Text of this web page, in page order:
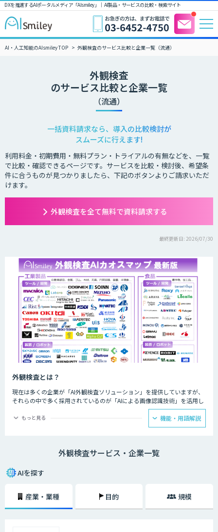
DXを推進するAIポータルメディア「AIsmiley」｜ AI製品・サービスの比較・検索サイト
AI・人工知能のAIsmiley TOP 外観検査のサービス比較と企業一覧（流通）
外観検査
のサービス比較と企業一覧
（流通）
一括資料請求なら、導入の比較検討が
スムーズに行えます!
利用料金・初期費用・無料プラン・トライアルの有無などを、一覧
で比較・確認できるページです。サービスを比較・検討後、希望条
件に合うものが見つかりましたら、下記のボタンよりご請求いただ
けます。
外観検査を全て無料で資料請求する
最終更新日: 2026/07/30
外観検査とは？
現在は多くの企業が「AI外観検査ソリューション」を提供していますが、
それらの中で多く採用されているのが「AIによる画像認識技術」を活用し
たものです。AIによる画像認識技術を活用することで、これまでの目視で
はもちろんのこと、画像検査機でも識別困難だった検査を実施することが
画像（もしくは良品画像）などを大量に収集して画像認識モデルの生成を
せていきます。
の判定結果を送信していくという流れです。もちろん、異常が見つかれば
もっと見る 機能・用語解説
外観検査サービス・企業一覧
AIを探す
産業・業種 目的 規模